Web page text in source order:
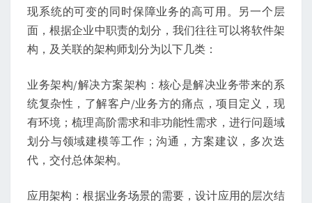
现系统的可变的同时保障业务的高可用。另一个层
面，根据企业中职责的划分，我们往往可以将软件架
构，及关联的架构师划分为以下几类：
业务架构/解决方案架构：核心是解决业务带来的系
统复杂性，了解客户/业务方的痛点，项目定义，现
有环境；梳理高阶需求和非功能性需求，进行问题域
划分与领域建模等工作；沟通，方案建议，多次迭
代，交付总体架构。
应用架构：根据业务场景的需要，设计应用的层次结